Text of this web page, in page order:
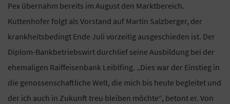
Pex übernahm bereits im August den Marktbereich.
Kuttenhofer folgt als Vorstand auf Martin Salzberger, der
krankheitsbedingt Ende Juli vorzeitig ausgeschieden ist. Der
Diplom-Bankbetriebswirt durchlief seine Ausbildung bei der
ehemaligen Raiffeisenbank Leiblfing. „Dies war der Einstieg in
die genossenschaftliche Welt, die mich bis heute begleitet und
der ich auch in Zukunft treu bleiben möchte“, betont er. Von